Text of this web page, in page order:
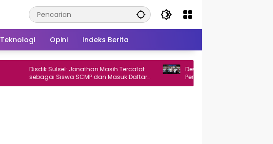
Teknologi Opini Indeks Berita
Disdik Sulsel: Jonathan Masih Tercatat
sebagai Siswa SCMP dan Masuk Daftar
Pemanggilan MPLS
Devo Khadafi Resmi Pimpin BPC
Perhumas Makassar 2026–2029